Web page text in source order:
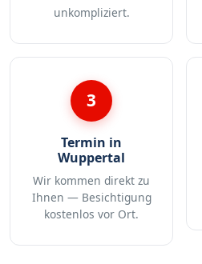
unkompliziert.
3
Termin in
Wuppertal
Wir kommen direkt zu
Ihnen — Besichtigung
kostenlos vor Ort.